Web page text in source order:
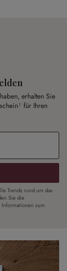
erhalten Sie
für Ihren
Trends rund um das
Sie die
zum